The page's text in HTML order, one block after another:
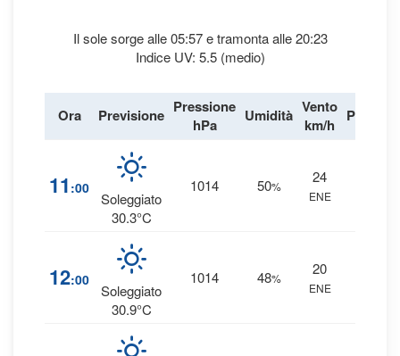
Il sole sorge alle 05:57 e tramonta alle 20:23
Indice UV: 5.5 (medio)
Ora Previsione Pressione
hPa
Umidità Vento
km/h
11 :00
Soleggiato
30.3°C
1014 50%
24
ENE
12:00
Soleggiato
30.9°C
1014 48%
20
ENE